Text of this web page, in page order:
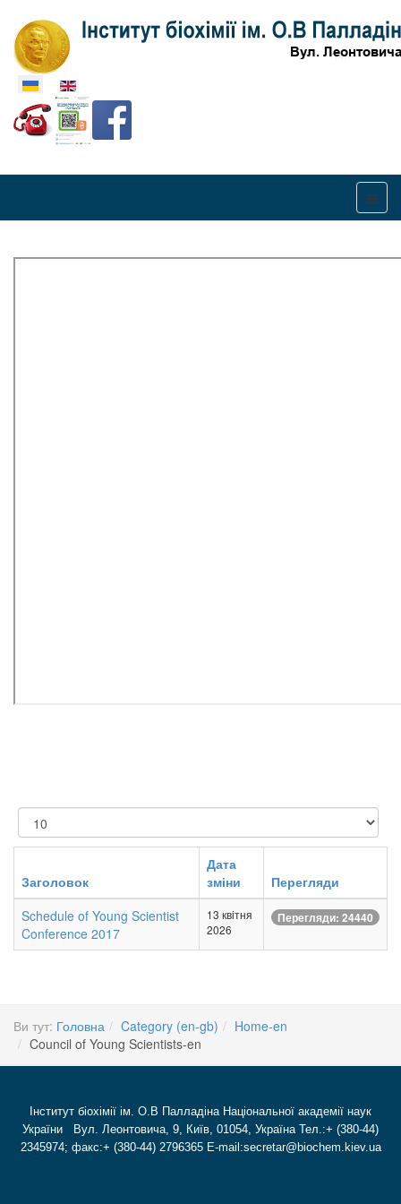
Оберіть свою мову
Показувати
Заголовок
Дата
зміни
Перегляди
Schedule of Young Scientist
Conference 2017
13 квітня
2026
Перегляди: 24440
Ви тут: Головна Category (en-gb)
Home-en
Council of Young Scientists-en
Інститут біохімії ім. О.В Палладіна Національної академії наук
України Вул. Леонтовича, 9, Київ, 01054, Україна Тел.:+ (380-44)
2345974; факс:+ (380-44) 2796365 E-mail:secretar@biochem.kiev.ua